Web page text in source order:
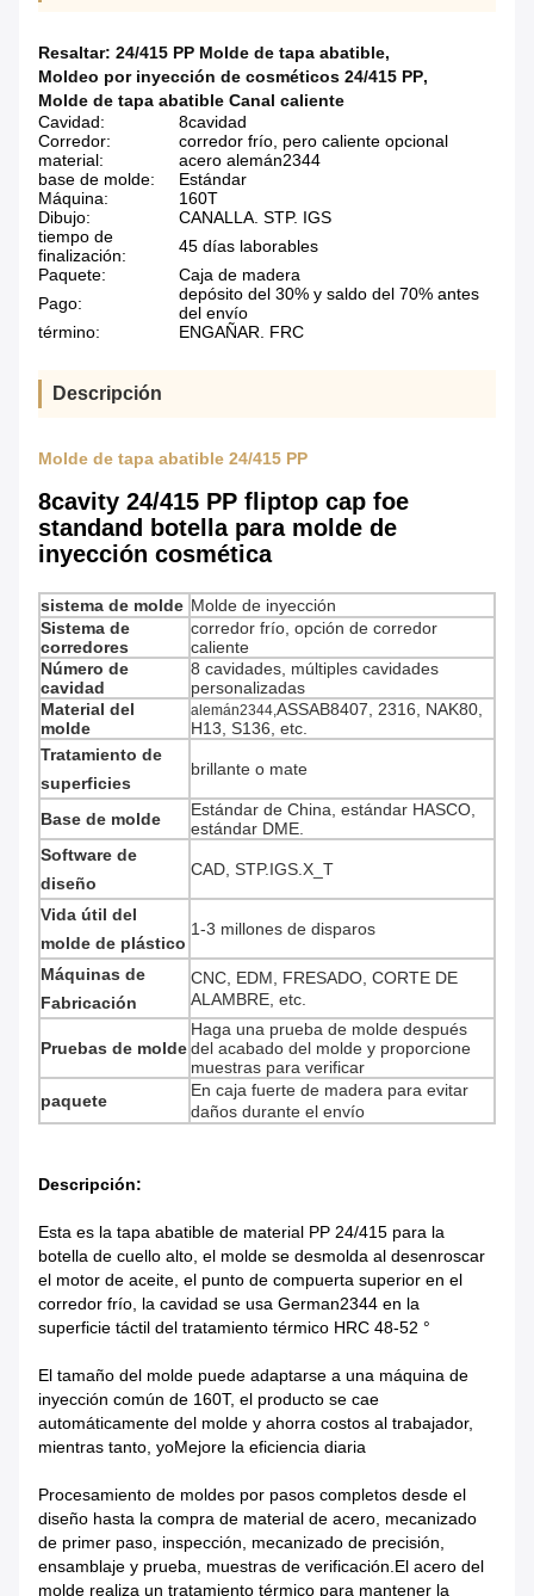
Resaltar: 24/415 PP Molde de tapa abatible,
Moldeo por inyección de cosméticos 24/415 PP,
Molde de tapa abatible Canal caliente
Cavidad:
8cavidad
Corredor:
corredor frío, pero caliente opcional
material:
acero alemán2344
base de molde:
Estándar
Máquina:
160T
Dibujo:
CANALLA. STP. IGS
tiempo de
finalización:
45 días laborables
Paquete:
Caja de madera
Pago:
depósito del 30% y saldo del 70% antes
del envío
término:
ENGAÑAR. FRC
Descripción
Molde de tapa abatible 24/415 PP
8cavity 24/415 PP fliptop cap foe
standand botella para molde de
inyección cosmética
sistema de molde Molde de inyección
Sistema de
corredores
corredor frío, opción de corredor
caliente
Número de
cavidad
8 cavidades, múltiples cavidades
personalizadas
Material del
molde
alemán2344,ASSAB8407, 2316, NAK80,
H13, S136, etc.
Tratamiento de
superficies
brillante o mate
Base de molde
Estándar de China, estándar HASCO,
estándar DME.
Software de
diseño
CAD, STP.IGS.X_T
Vida útil del
molde de plástico
1-3 millones de disparos
Máquinas de
Fabricación
CNC, EDM, FRESADO, CORTE DE
ALAMBRE, etc.
Pruebas de molde
Haga una prueba de molde después
del acabado del molde y proporcione
muestras para verificar
paquete
En caja fuerte de madera para evitar
daños durante el envío
Descripción:
Esta es la tapa abatible de material PP 24/415 para la
botella de cuello alto, el molde se desmolda al desenroscar
el motor de aceite, el punto de compuerta superior en el
corredor frío, la cavidad se usa German2344 en la
superficie táctil del tratamiento térmico HRC 48-52 °
El tamaño del molde puede adaptarse a una máquina de
inyección común de 160T, el producto se cae
automáticamente del molde y ahorra costos al trabajador,
mientras tanto, yoMejore la eficiencia diaria
Procesamiento de moldes por pasos completos desde el
diseño hasta la compra de material de acero, mecanizado
de primer paso, inspección, mecanizado de precisión,
ensamblaje y prueba, muestras de verificación.El acero del
molde realiza un tratamiento térmico para mantener la